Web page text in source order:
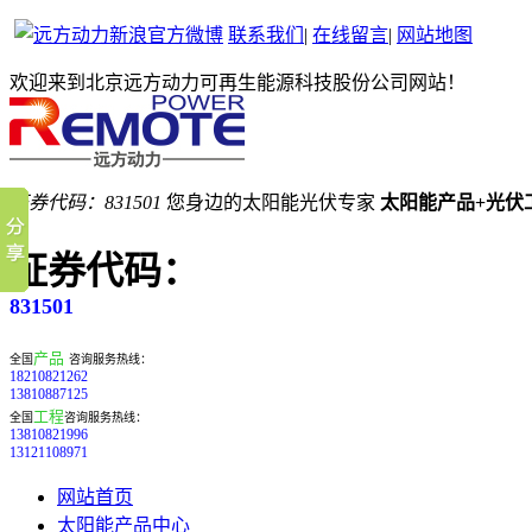
联系我们 | 在线留言| 网站地图
欢迎来到北京远方动力可再生能源科技股份公司网站！
证券代码：831501 您身边的太阳能光伏专家 太阳能产品+光伏
证券代码：
831501
全国 产品 咨询服务热线：
18210821262
13810887125
全国 工程咨询服务热线：
13810821996
13121108971
网站首页
太阳能产品中心